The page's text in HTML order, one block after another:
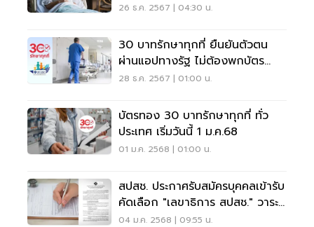
26 ธ.ค. 2567 | 04:30 น.
30 บาทรักษาทุกที่ ยืนยันตัวตน
ผ่านแอปทางรัฐ ไม่ต้องพกบัตร
ประชาชน
28 ธ.ค. 2567 | 01:00 น.
บัตรทอง 30 บาทรักษาทุกที่ ทั่ว
ประเทศ เริ่มวันนี้ 1 ม.ค.68
01 ม.ค. 2568 | 01:00 น.
สปสช. ประกาศรับสมัครบุคคลเข้ารับ
คัดเลือก "เลขาธิการ สปสช." วาระ
ใหม่
04 ม.ค. 2568 | 09:55 น.